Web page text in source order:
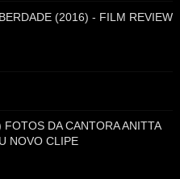
(2016) - FILM REVIEW
DA CANTORA ANITTA
NOVO CLIPE